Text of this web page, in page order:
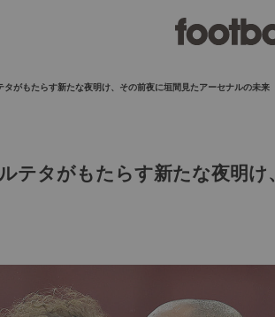
がもたらす新たな夜明け、その前夜に垣間見たアーセナルの未来
タがもたらす新たな夜明け